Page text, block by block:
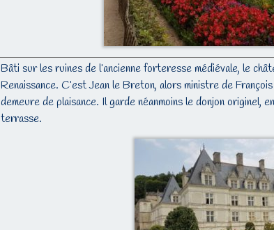
Bâti sur les ruines de l’ancienne forteresse médiévale, le
Renaissance. C’est Jean le Breton, alors ministre de
demeure de plaisance. Il garde néanmoins le donjon originel,
terrasse.